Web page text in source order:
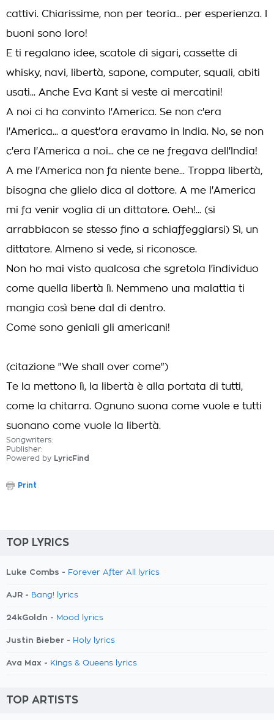
cattivi. Chiarissime, non per teoria... per esperienza. I
buoni sono loro!
E ti regalano idee, scatole di sigari, cassette di
whisky, navi, libertà, sapone, computer, squali, abiti
usati... Anche Eva Kant si veste ai mercatini!
A noi ci ha convinto l'America. Se non c'era
l'America... a quest'ora eravamo in India. No, se non
c'era l'America a noi... che ce ne fregava dell'India!
A me l'America non fa niente bene... Troppa libertà,
bisogna che glielo dica al dottore. A me l'America
mi fa venir voglia di un dittatore. Oeh!... (si
arrabbiacon se stesso fino a schiaffeggiarsi) Sì, un
dittatore. Almeno si vede, si riconosce.
Non ho mai visto qualcosa che sgretola l'individuo
come quella libertà lì. Nemmeno una malattia ti
mangia così bene dal di dentro.
Come sono geniali gli americani!
(citazione "We shall over come")
Te la mettono lì, la libertà è alla portata di tutti,
come la chitarra. Ognuno suona come vuole e tutti
suonano come vuole la libertà.
Songwriters:
Publisher:
Powered by LyricFind
Print
TOP LYRICS
Luke Combs - Forever After All lyrics
AJR - Bang! lyrics
24kGoldn - Mood lyrics
Justin Bieber - Holy lyrics
Ava Max - Kings & Queens lyrics
TOP ARTISTS